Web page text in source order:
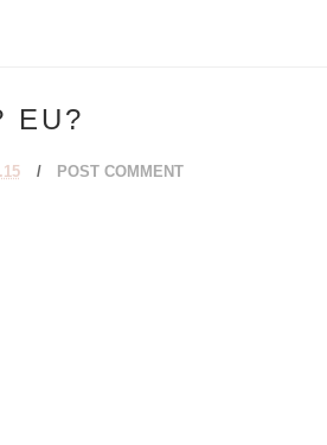
EU?
POST COMMENT